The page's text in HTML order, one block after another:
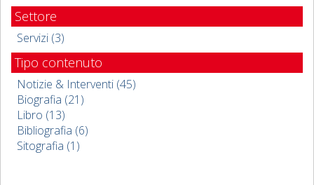
Settore
Servizi (3)
Tipo contenuto
Notizie & Interventi (45)
Biografia (21)
Libro (13)
Bibliografia (6)
Sitografia (1)